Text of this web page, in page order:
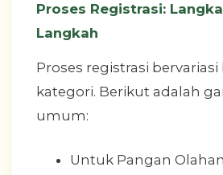
Proses Registrasi:
Langkah
Proses registrasi
kategori. Berikut adalah
umum:
Untuk Pangan